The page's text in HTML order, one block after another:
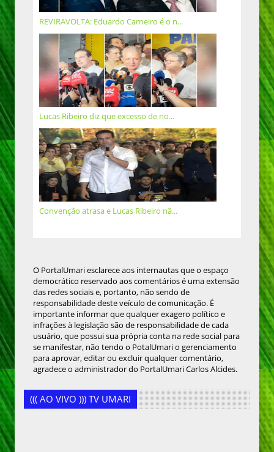
REVIRAVOLTA: Eduardo Carneiro é o n...
Lucas Ribeiro diz que excesso de no...
Convenção atrasa e Lucas Ribeiro nã...
O PortalUmari esclarece aos internautas que o espaço
democrático reservado aos comentários é uma extensão
das redes sociais e, portanto, não sendo de
responsabilidade deste veículo de comunicação. É
importante informar que qualquer exagero político e
infrações à legislação são de responsabilidade de cada
usuário, que possui sua própria conta na rede social para
se manifestar, não tendo o PotalUmari o gerenciamento
para aprovar, editar ou excluir qualquer comentário,
agradece o administrador do PortalUmari Carlos Alcides.
((( AO VIVO ))) TV UMARI